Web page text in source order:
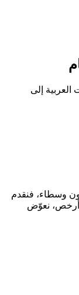
العربية إلى
وسطاء، فنقدم
أرخص، نعوّض